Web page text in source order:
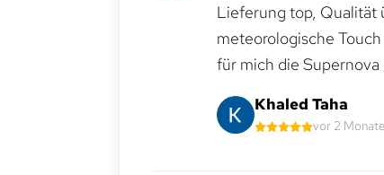
Lieferung top, Qualität
meteorologische
für mich die
Khaled Taha
vor 2